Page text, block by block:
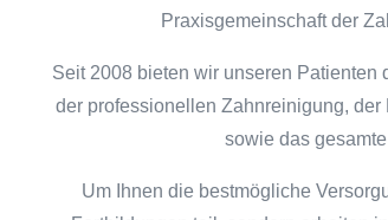
Praxisgemeinschaft der
Seit 2008 bieten wir unseren Patienten
der professionellen Zahnreinigung,
sowie das
Um Ihnen die bestmögliche